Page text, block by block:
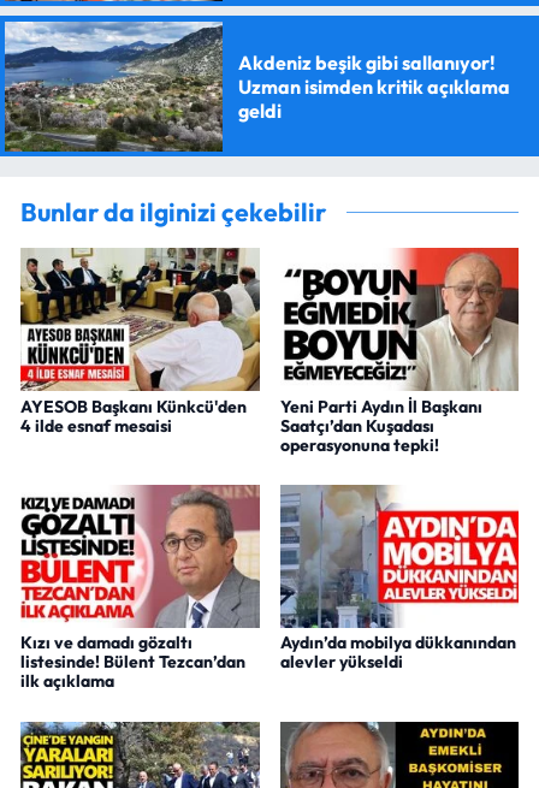
Akdeniz beşik gibi sallanıyor!
Uzman isimden kritik açıklama
geldi
Bunlar da ilginizi çekebilir
AYESOB Başkanı Künkcü'den
4 ilde esnaf mesaisi
Yeni Parti Aydın İl Başkanı
Saatçı’dan Kuşadası
operasyonuna tepki!
Kızı ve damadı gözaltı
listesinde! Bülent Tezcan’dan
ilk açıklama
Aydın’da mobilya dükkanından
alevler yükseldi